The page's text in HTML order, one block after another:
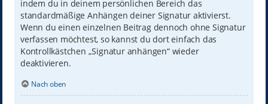
indem du in deinem persönlichen Bereich das
standardmäßige Anhängen deiner Signatur aktivierst.
Wenn du einen einzelnen Beitrag dennoch ohne Signatur
verfassen möchtest, so kannst du dort einfach das
Kontrollkästchen „Signatur anhängen“ wieder
deaktivieren.
Nach oben